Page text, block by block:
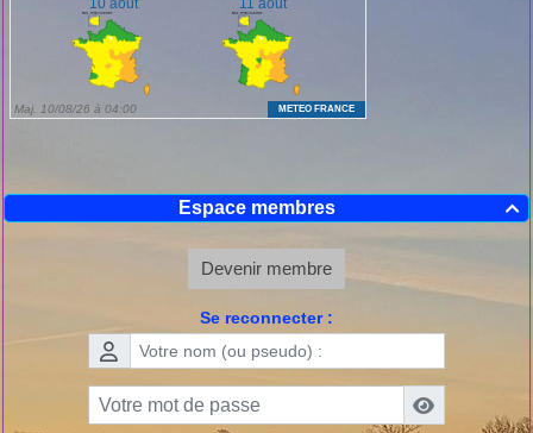

Espace membres
Devenir membre
Se reconnecter :